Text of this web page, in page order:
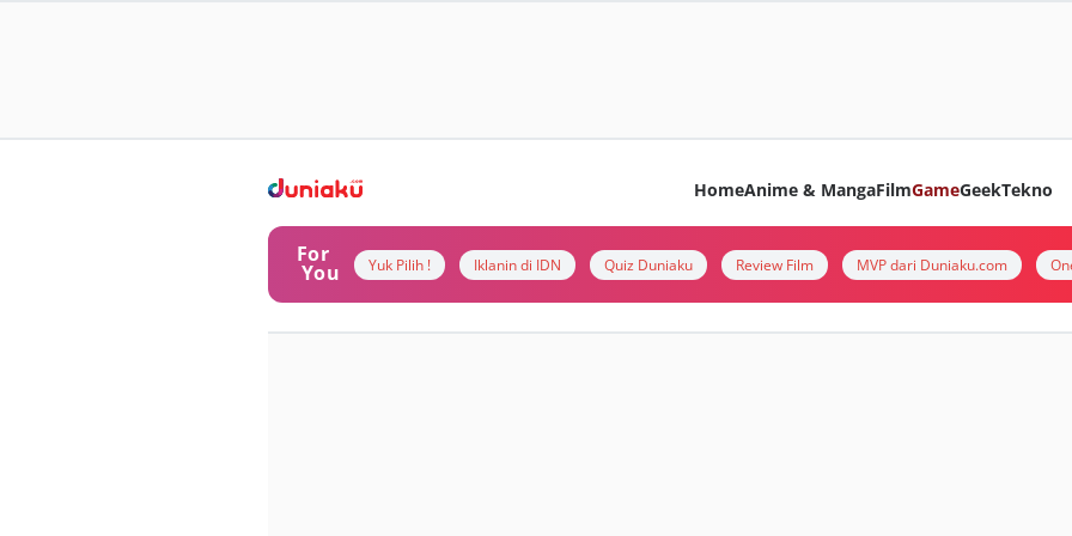
HomeAnime & MangaFilmGameGeekTekno
For
You Yuk Pilih ! Iklanin di IDN Quiz Duniaku Review Film MVP dari Duniaku.com